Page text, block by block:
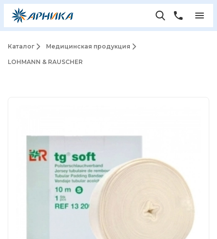
Каталог Медицинская продукция
LOHMANN & RAUSCHER